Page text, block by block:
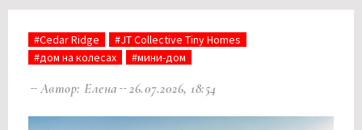
#Cedar Ridge
#JT Collective Tiny Homes
#дом на колесах
#мини-дом
Автор: Елена 26.07.2026, 18:54